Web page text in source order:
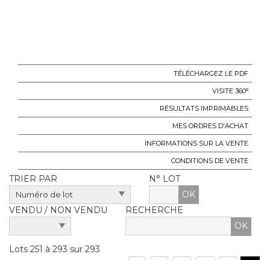
TÉLÉCHARGEZ LE PDF
VISITE 360°
RÉSULTATS IMPRIMABLES
MES ORDRES D'ACHAT
INFORMATIONS SUR LA VENTE
CONDITIONS DE VENTE
TRIER PAR
N° LOT
OK
VENDU / NON VENDU
RECHERCHE
Lots 251 à 293 sur 293